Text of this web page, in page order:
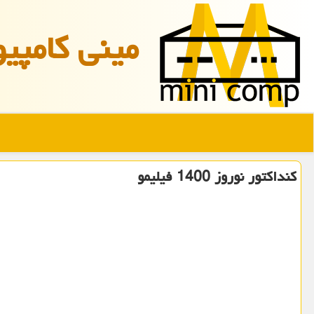
مینی
كنداكتور نوروز 1400 فیلیمو